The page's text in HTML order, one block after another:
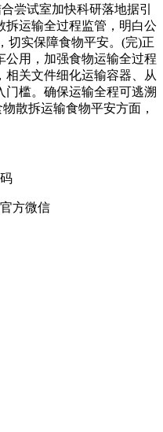
尝试室加快科研落地据引
拆运输全过程监管，明白公
切实保障食物平安。(完)正
公用，加强食物运输全过程
相关文件细化运输容器、从
门槛。确保运输全程可逃溯
散拆运输食物平安方面，
方微信